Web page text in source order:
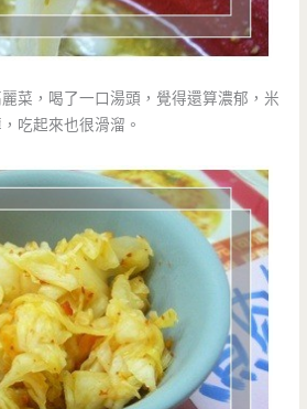
菜，喝了一口湯頭，覺得還算濃郁，米
吃起來也很滑溜。